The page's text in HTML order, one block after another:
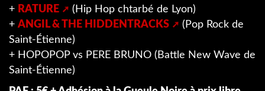
+ RATURE
(Hip Hop chtarbé de Lyon)
+ ANGIL & THE HIDDENTRACKS
(Pop Rock de
Saint-Étienne)
+ HOPOPOP vs PERE BRUNO (Battle New Wave de
Saint-Étienne)